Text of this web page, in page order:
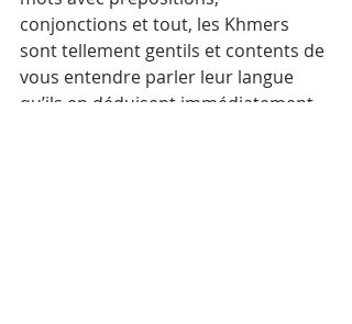
conjonctions et tout, les Khmers
sont tellement gentils et contents de
vous entendre parler leur langue
qu’ils en déduisent immédiatement